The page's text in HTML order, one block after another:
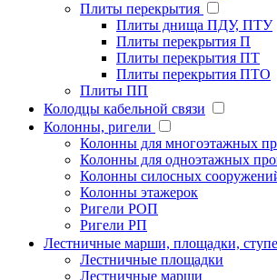
Плиты перекрытия
Плиты днища ПДУ, ПТУ
Плиты перекрытия П
Плиты перекрытия ПТ
Плиты перекрытия ПТО
Плиты ПП
Колодцы кабельной связи
Колонны, ригели
Колонны для многоэтажных
Колонны для одноэтажных
Колонны силосных
Колонны этажерок
Ригели РОП
Ригели РП
Лестничные марши, площадки,
Лестничные площадки
Лестничные марши